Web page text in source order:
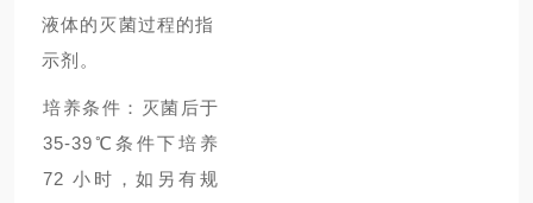
液体的灭菌过程的指
示剂。
培养条件：灭菌后于
35-39℃条件下培养
72 小时，如另有规